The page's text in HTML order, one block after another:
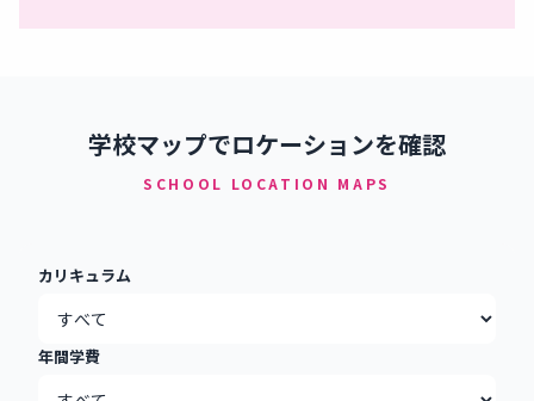
学校マップでロケーションを確認
SCHOOL LOCATION MAPS
カリキュラム
年間学費